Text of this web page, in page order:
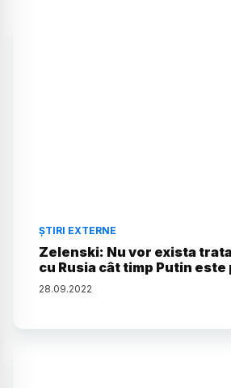
ȘTIRI EXTERNE
Zelenski: Nu vor exista
cu Rusia cât timp Putin
28.09.2022